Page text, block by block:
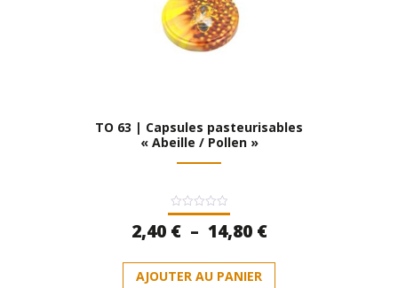
produit
TO 63 | Capsules pasteurisables
« Abeille / Pollen »
Note
0
sur
2,40 € – 14,80 €Plage
prix :
AJOUTER AU PANIER
Ce